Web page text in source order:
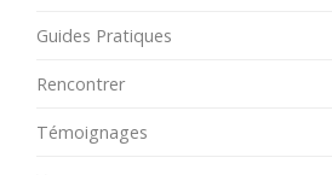
Guides Pratiques
Rencontrer
Témoignages